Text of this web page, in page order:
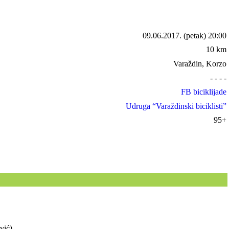
09.06.2017. (petak) 20:00
10 km
Varaždin, Korzo
- - - -
FB biciklijade
Udruga “Varaždinski biciklisti”
95+